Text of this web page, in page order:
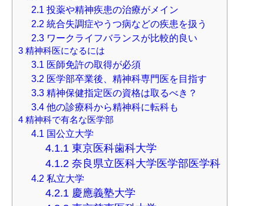
2.1 投薬や精神疾患の治療がメイン
2.2 統合失調症やうつ病などの疾患を扱う
2.3ワークライフバランスが比較的良い
3 精神科医になるには
3.1 医師免許の取得が必須
3.2 医学部卒業後、精神科専門医を目指す
3.3精神保健指定医の資格は取るべき？
3.4他の診療科から精神科に転科も
4 精神科で有名な医学部
4.1 国公立大学
4.1.1 東京医科歯科大学
4.1.2 奈良県立医科大学医学部医学科
4.2 私立大学
4.2.1 慶應義塾大学